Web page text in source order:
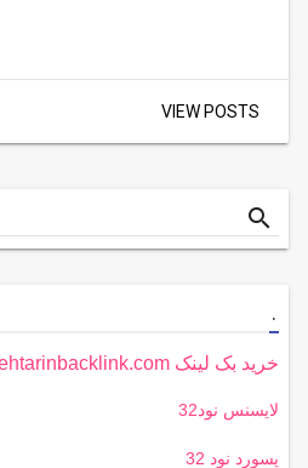
VIEW POSTS
Search
for
search
.
خرید بک لینک behtarinbacklink.com
لایسنس نود32
پسورد نود 32